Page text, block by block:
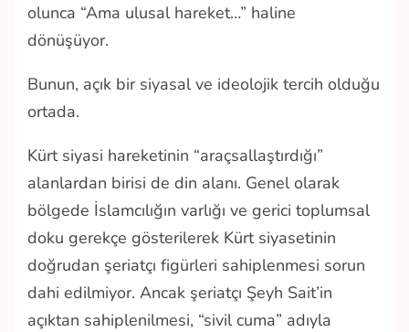
olunca “Ama ulusal hareket…” haline
dönüşüyor.
Bunun, açık bir siyasal ve ideolojik tercih olduğu
ortada.
Kürt siyasi hareketinin “araçsallaştırdığı”
alanlardan birisi de din alanı. Genel olarak
bölgede İslamcılığın varlığı ve gerici toplumsal
doku gerekçe gösterilerek Kürt siyasetinin
doğrudan şeriatçı figürleri sahiplenmesi sorun
dahi edilmiyor. Ancak şeriatçı Şeyh Sait’in
açıktan sahiplenilmesi, “sivil cuma” adıyla